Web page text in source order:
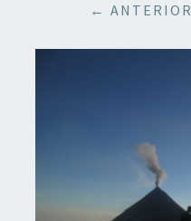
← ANTERIOR